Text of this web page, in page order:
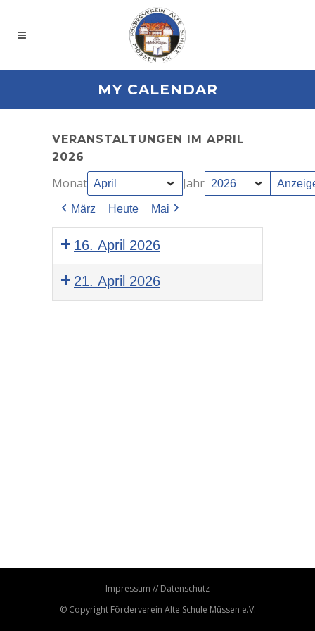
MY CALENDAR
VERANSTALTUNGEN IM APRIL
2026
Monat Jahr
März Heute Mai
16. April 2026
Jahreshauptversammlung
21. April 2026
Impressum // Datenschutz
© Copyright Förderverein Alte Schule Müssen e.V.